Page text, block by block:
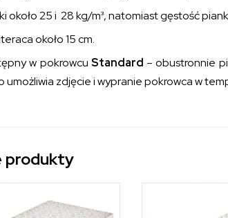
około 25 i 28 kg/m³, natomiast gęstość
około 15 cm.
w pokrowcu Standard – obustronnie
umożliwia zdjęcie i wypranie pokrowca w
produkty